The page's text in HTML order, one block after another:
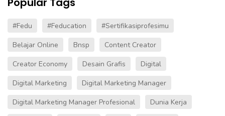
#fedu #Feducation
#sertifikasiprofesimu
Belajar Online
Bnsp
Content Creator
Creator Economy
Desain Grafis
Digital
Digital Marketing
Digital Marketing Manager
Digital Marketing Manager Profesional
Dunia Kerja